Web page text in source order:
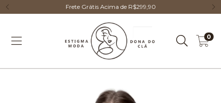
Frete Grátis Acima de R$299,90
0